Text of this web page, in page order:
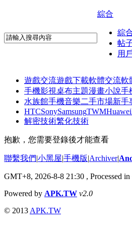
綜合
綜
帖
用
遊戲交流遊戲下載軟體交流軟
手機影視桌布主題漫畫小說手
水族館手機音樂二手市場新手
HTCSonySamsungTWMHuawei
解密技術繁化技術
抱歉，您需要登錄後才能查看
聯繫我們|小黑屋|手機版|Archiver|
GMT+8, 2026-8-8 21:30 , Processed
Powered by APK.TW v2.0
© 2013 APK.TW